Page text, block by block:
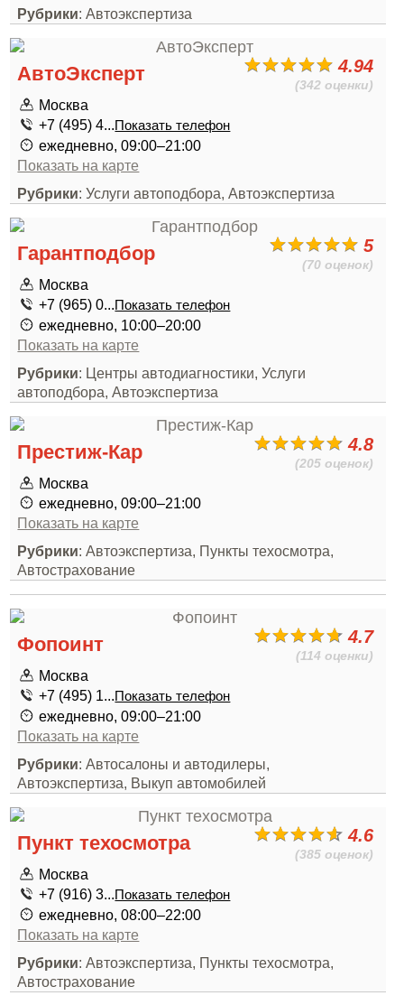
Рубрики: Автоэкспертиза
4.94
(342 оценки)
АвтоЭксперт
Москва
+7 (495) 4...Показать телефон
ежедневно, 09:00–21:00
Показать на карте
Рубрики: Услуги автоподбора, Автоэкспертиза
5
(70 оценок)
Гарантподбор
Москва
+7 (965) 0...Показать телефон
ежедневно, 10:00–20:00
Показать на карте
Рубрики: Центры автодиагностики, Услуги
автоподбора, Автоэкспертиза
4.8
(205 оценок)
Престиж-Кар
Москва
ежедневно, 09:00–21:00
Показать на карте
Рубрики: Автоэкспертиза, Пункты техосмотра,
Автострахование
4.7
(114 оценки)
Фопоинт
Москва
+7 (495) 1...Показать телефон
ежедневно, 09:00–21:00
Показать на карте
Рубрики: Автосалоны и автодилеры,
Автоэкспертиза, Выкуп автомобилей
4.6
(385 оценок)
Пункт техосмотра
Москва
+7 (916) 3...Показать телефон
ежедневно, 08:00–22:00
Показать на карте
Рубрики: Автоэкспертиза, Пункты техосмотра,
Автострахование